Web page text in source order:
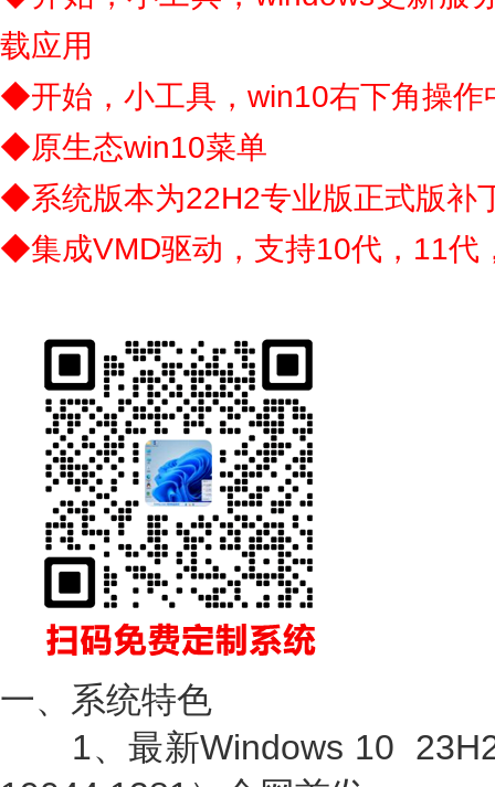
载应用
◆开始，小工具，win10右下角操作
◆原生态win10菜单
◆系统版本为22H2专业版正式版补
◆集成VMD驱动，支持10代，11代
一、系统特色
1、最新Windows 10 23H2